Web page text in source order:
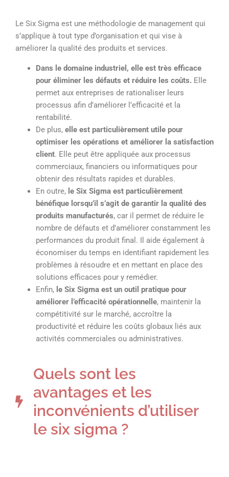
Le Six Sigma est une méthodologie de management qui
s’applique à tout type d’organisation et qui vise à
améliorer la qualité des produits et services.
Dans le domaine industriel, elle est très efficace
pour éliminer les défauts et réduire les coûts. Elle
permet aux entreprises de rationaliser leurs
processus afin d’améliorer l’efficacité et la
rentabilité.
De plus, elle est particulièrement utile pour
optimiser les opérations et améliorer la satisfaction
client. Elle peut être appliquée aux processus
commerciaux, financiers ou informatiques pour
obtenir des résultats rapides et durables.
En outre, le Six Sigma est particulièrement
bénéfique lorsqu’il s’agit de garantir la qualité des
produits manufacturés, car il permet de réduire le
nombre de défauts et d’améliorer constamment les
performances du produit final. Il aide également à
économiser du temps en identifiant rapidement les
problèmes à résoudre et en mettant en place des
solutions efficaces pour y remédier.
Enfin, le Six Sigma est un outil pratique pour
améliorer l’efficacité opérationnelle, maintenir la
compétitivité sur le marché, accroître la
productivité et réduire les coûts globaux liés aux
activités commerciales ou administratives.
Quels sont les
avantages et les
inconvénients d’utiliser
le six sigma ?